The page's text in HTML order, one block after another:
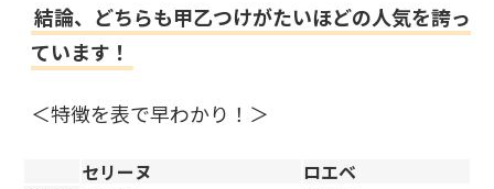
結論、どちらも甲乙つけがたいほどの人気を誇っ
ています！
＜特徴を表で早わかり！＞
セリーヌ
ロエベ